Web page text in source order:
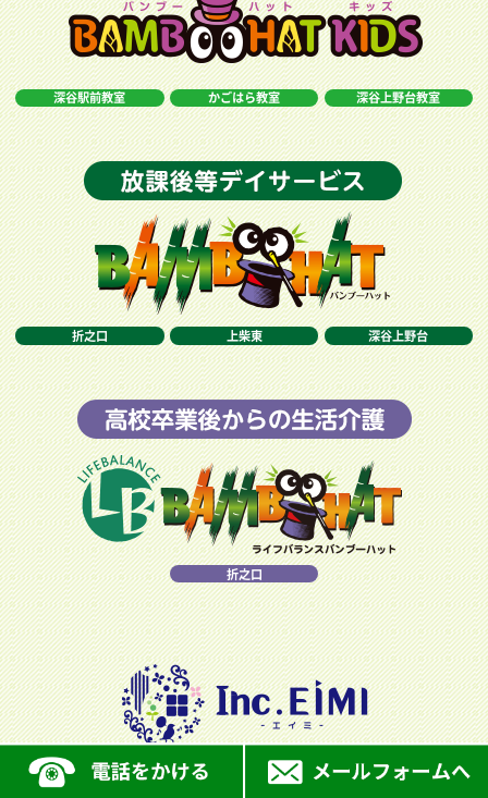
深谷駅前教室 かごはら教室 深谷上野台教室
折之口 上柴東 深谷上野台
折之口
お電話でのお問い合わせに関しましては